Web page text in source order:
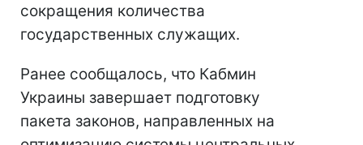
сокращения количества
государственных служащих.
Ранее сообщалось, что Кабмин
Украины завершает подготовку
пакета законов, направленных на